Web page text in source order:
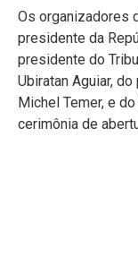
Os organizadores
presidente da
presidente do
Ubiratan Aguiar,
Michel Temer, e
cerimônia de